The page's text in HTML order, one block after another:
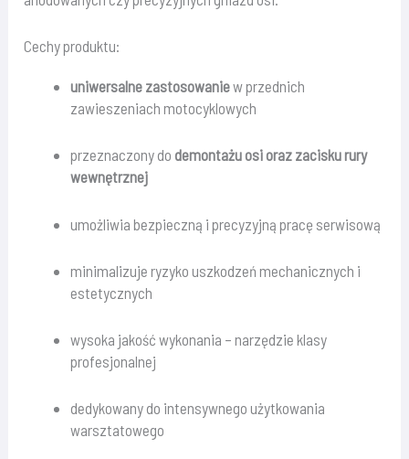
Cechy produktu:
uniwersalne zastosowaniew przednich
zawieszeniach motocyklowych
przeznaczony do demontażu osi oraz zacisku rury
wewnętrznej
umożliwia bezpieczną i precyzyjną pracę serwisową
minimalizuje ryzyko uszkodzeń mechanicznych i
estetycznych
wysoka jakość wykonania – narzędzie klasy
profesjonalnej
dedykowany do intensywnego użytkowania
warsztatowego